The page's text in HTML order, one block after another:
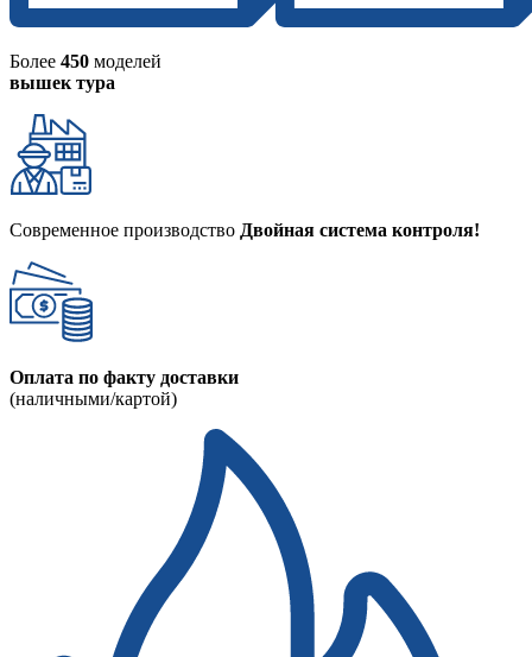
Более 450 моделей
вышек тура
Современное производство Двойная система контроля!
Оплата по факту доставки
(наличными/картой)